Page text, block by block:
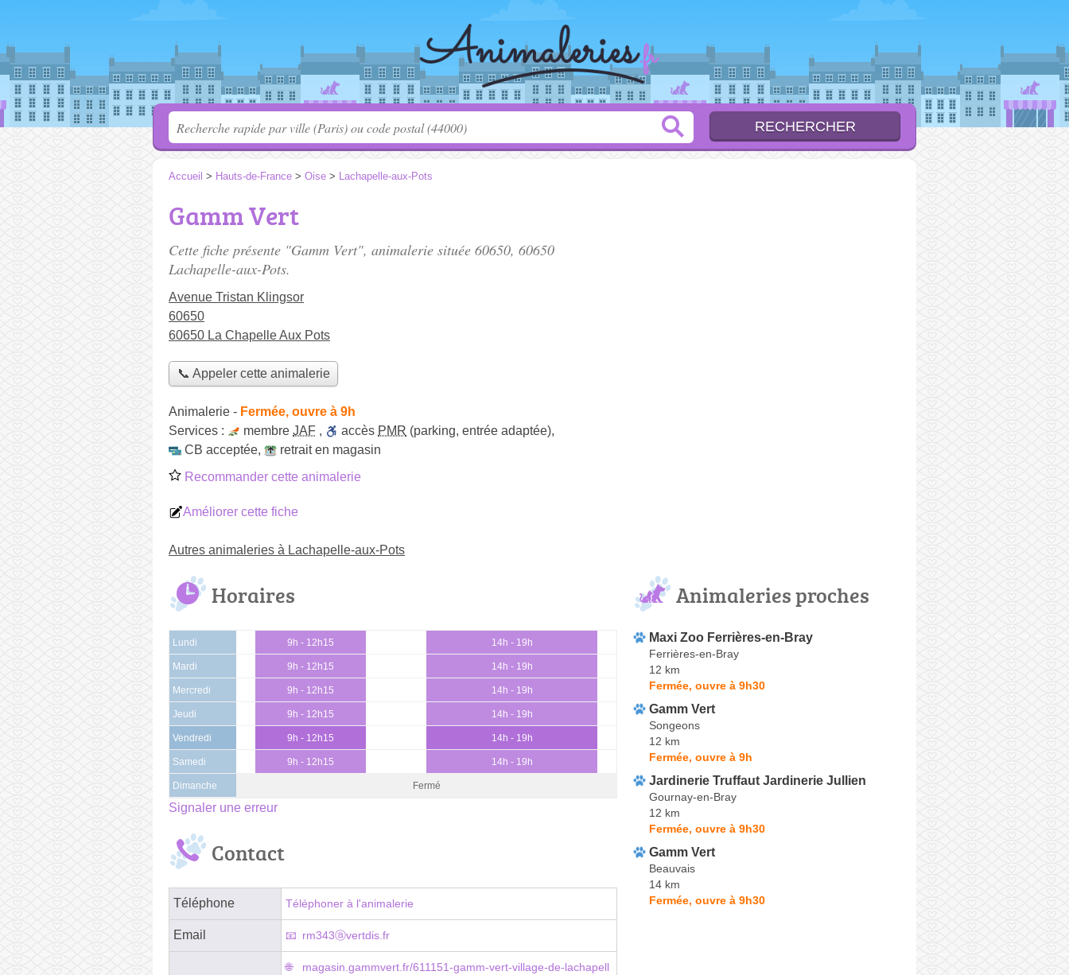
Accueil > Hauts-de-France > Oise > Lachapelle-aux-Pots
Gamm Vert
Cette fiche présente "Gamm Vert", animalerie située 60650, 60650
Lachapelle-aux-Pots.
Avenue Tristan Klingsor
60650
60650 La Chapelle Aux Pots
📞 Appeler cette animalerie
Animalerie - Fermée, ouvre à 9h
Services :
membre JAF , accès PMR (parking, entrée adaptée),
CB acceptée,
retrait en magasin
Recommander cette animalerie
Améliorer cette fiche
Autres animaleries à Lachapelle-aux-Pots
Horaires
Lundi 9h - 12h15 14h - 19h
Mardi 9h - 12h15 14h - 19h
Mercredi 9h - 12h15 14h - 19h
Jeudi 9h - 12h15 14h - 19h
Vendredi 9h - 12h15 14h - 19h
Samedi 9h - 12h15 14h - 19h
Dimanche Fermé
Signaler une erreur
Contact
Téléphone Téléphoner à l'animalerie
Email rm343ⓐvertdis.fr
magasin.gammvert.fr/611151-gamm-vert-village-de-lachapell
Animaleries proches
Maxi Zoo Ferrières-en-Bray
Ferrières-en-Bray
12 km
Fermée, ouvre à 9h30
Gamm Vert
Songeons
12 km
Fermée, ouvre à 9h
Jardinerie Truffaut Jardinerie Jullien
Gournay-en-Bray
12 km
Fermée, ouvre à 9h30
Gamm Vert
Beauvais
14 km
Fermée, ouvre à 9h30